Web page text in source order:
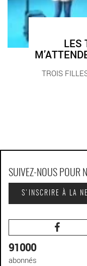
LES
TROIS
SUIVEZ-NOUS POUR
S'INSCRIRE À LA
91000
abonnés